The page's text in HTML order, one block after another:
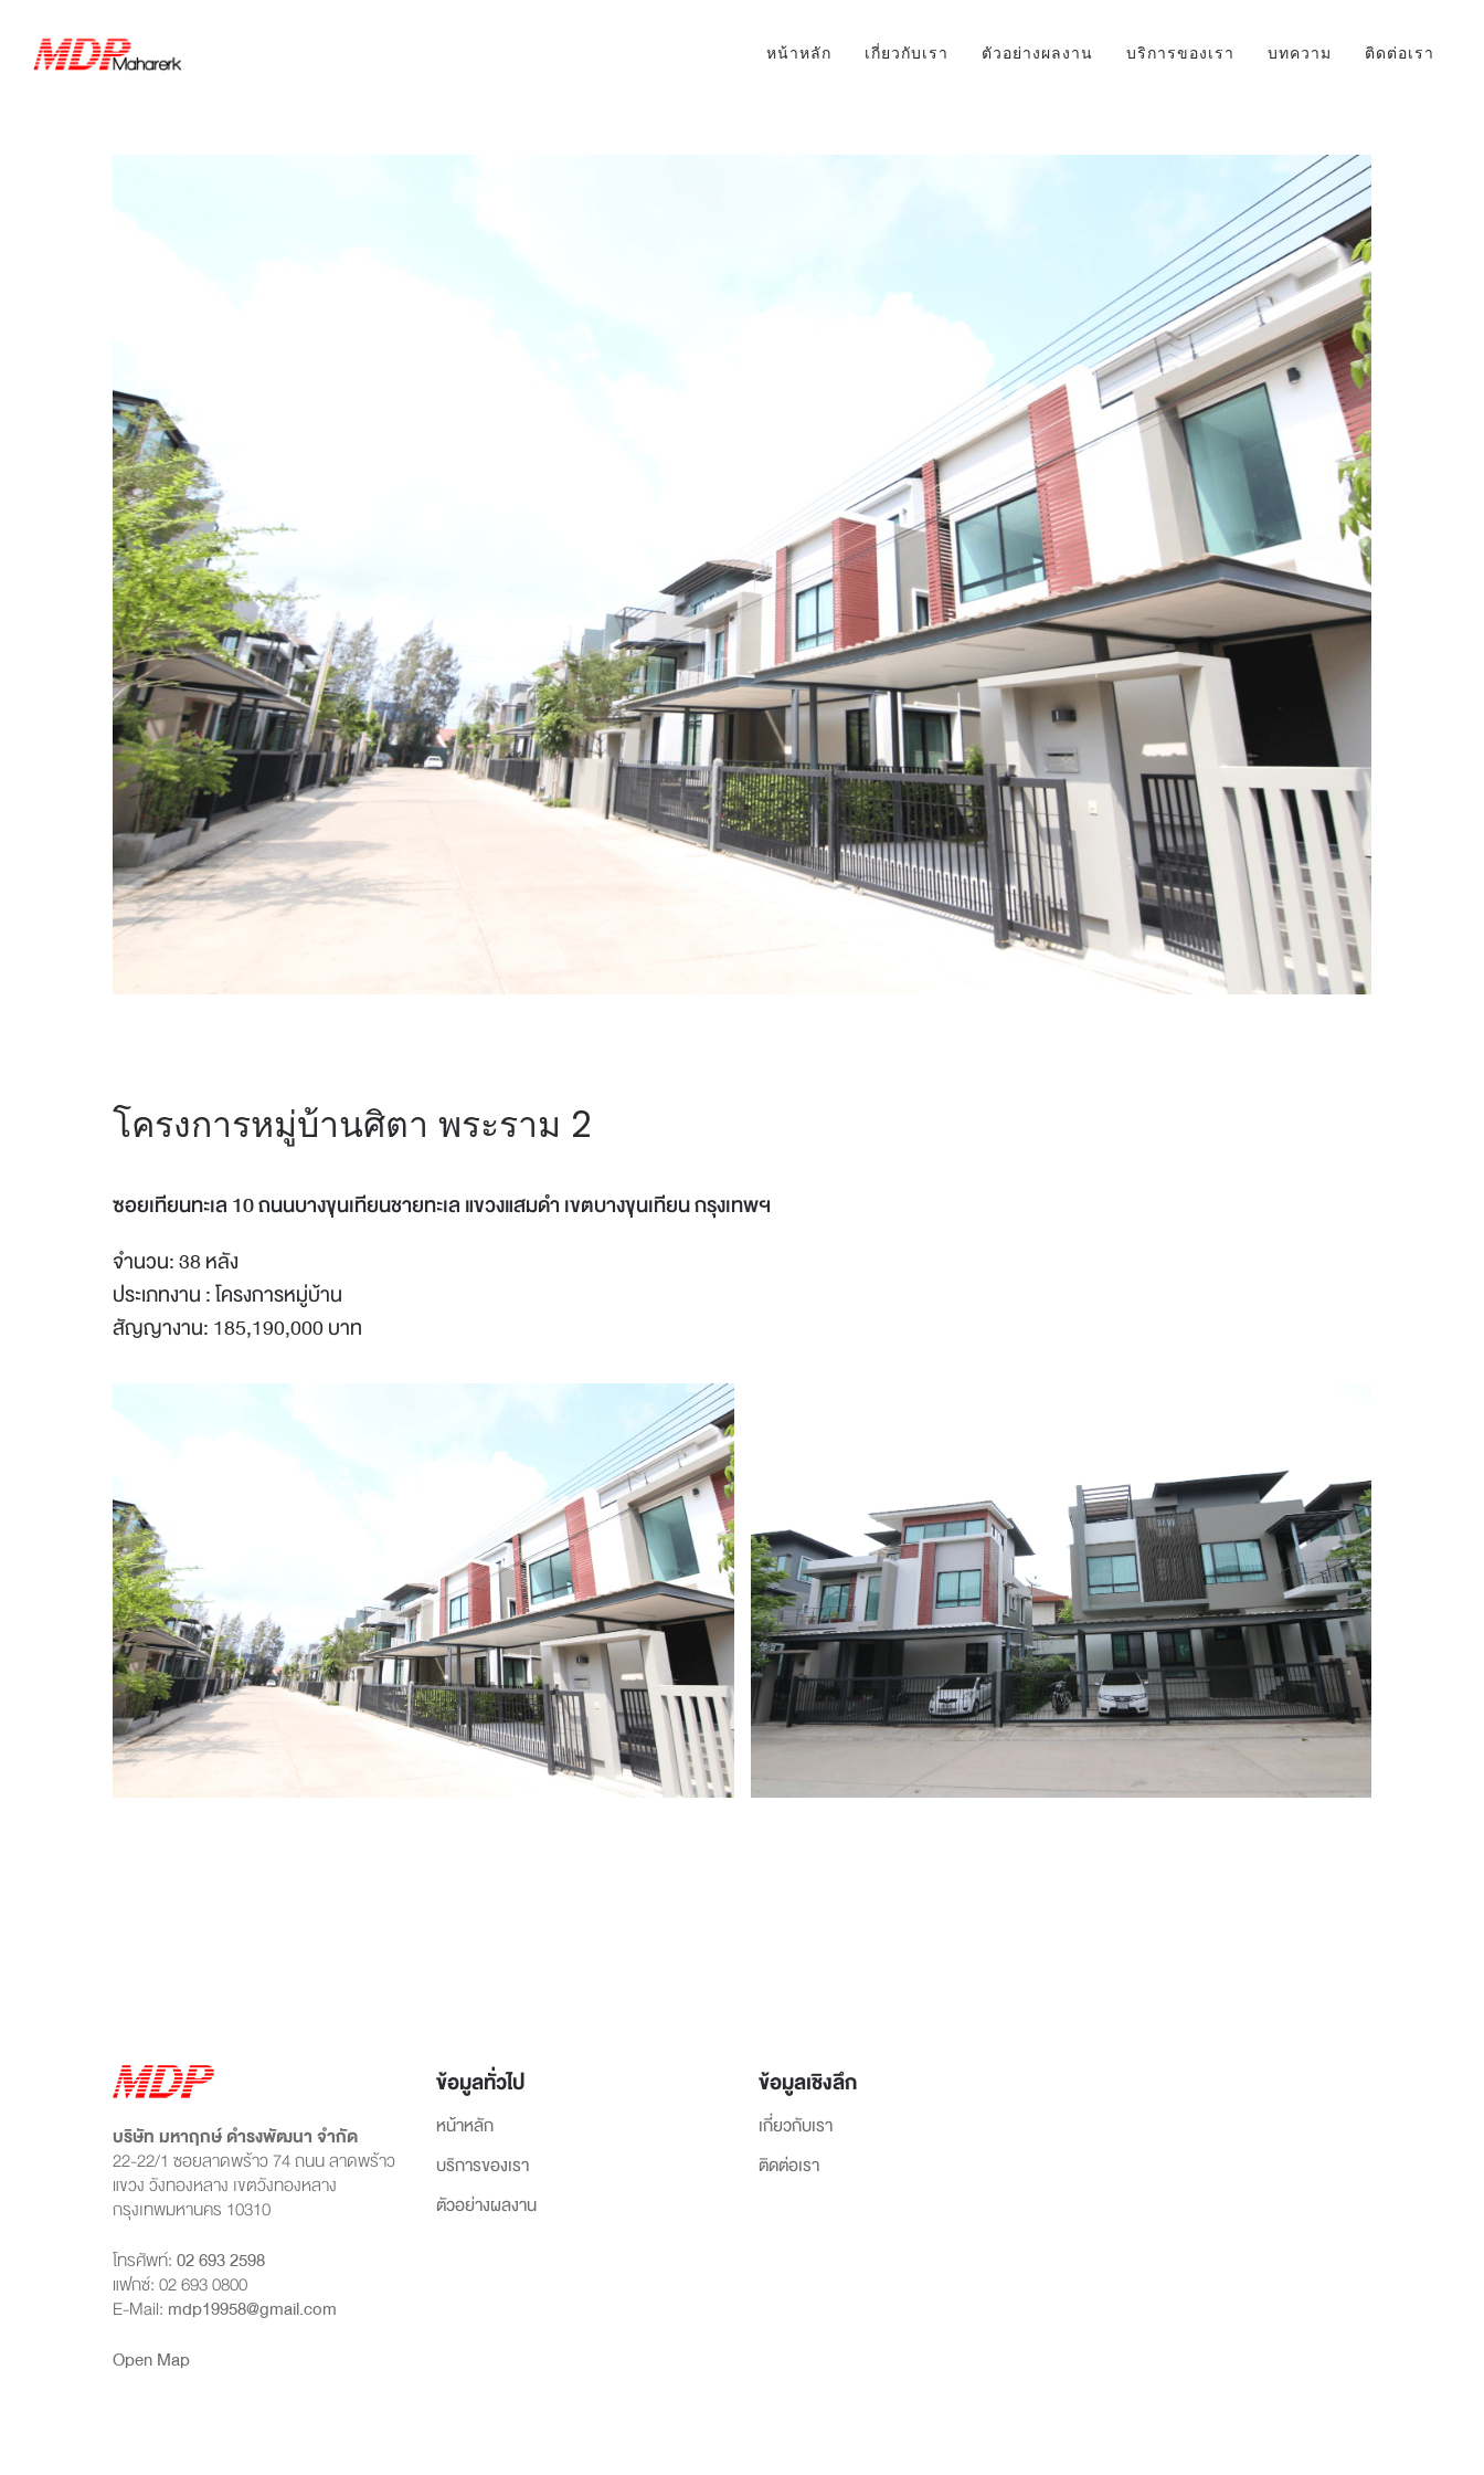
หน้าหลัก เกี่ยวกับเรา ตัวอย่างผลงาน บริการของเรา บทความ ติดต่อเรา
โครงการหมู่บ้านศิตา พระราม 2
ซอยเทียนทะเล 10 ถนนบางขุนเทียนชายทะเล แขวงแสมดำ เขตบางขุนเทียน กรุงเทพฯ
จำนวน: 38 หลัง
ประเภทงาน : โครงการหมู่บ้าน
สัญญางาน: 185,190,000 บาท
บริษัท มหาฤกษ์ ดำรงพัฒนา จำกัด
22-22/1 ซอยลาดพร้าว 74 ถนน ลาดพร้าว
แขวง วังทองหลาง เขตวังทองหลาง
กรุงเทพมหานคร 10310
โทรศัพท์:02 693 2598
แฟกซ์: 02 693 0800
E-Mail: mdp19958@gmail.com
Open Map
ข้อมูลทั่วไป
หน้าหลัก
บริการของเรา
ตัวอย่างผลงาน
ข้อมูลเชิงลึก
เกี่ยวกับเรา
ติดต่อเรา